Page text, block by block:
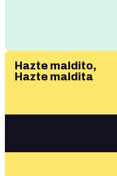
Hazte maldito,
Hazte maldita